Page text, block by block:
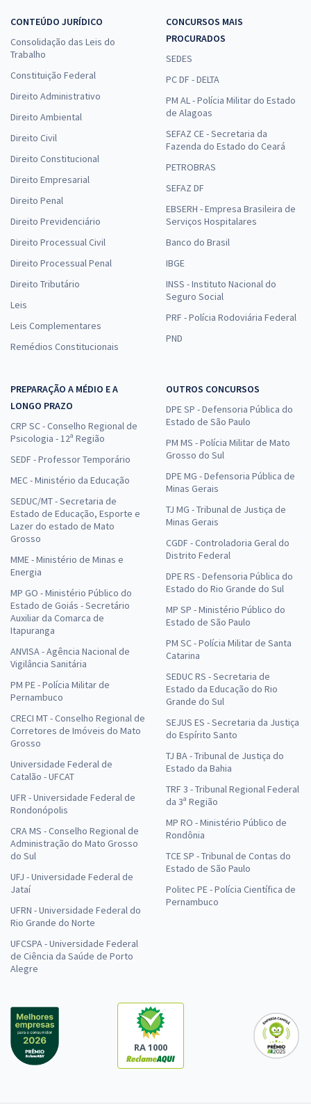
CONTEÚDO JURÍDICO
Consolidação das Leis do
Trabalho
Constituição Federal
Direito Administrativo
Direito Ambiental
Direito Civil
Direito Constitucional
Direito Empresarial
Direito Penal
Direito Previdenciário
Direito Processual Civil
Direito Processual Penal
Direito Tributário
Leis
Leis Complementares
Remédios Constitucionais
CONCURSOS MAIS
PROCURADOS
SEDES
PC DF - DELTA
PM AL - Polícia Militar do Estado
de Alagoas
SEFAZ CE - Secretaria da
Fazenda do Estado do Ceará
PETROBRAS
SEFAZ DF
EBSERH - Empresa Brasileira de
Serviços Hospitalares
Banco do Brasil
IBGE
INSS - Instituto Nacional do
Seguro Social
PRF - Polícia Rodoviária Federal
PND
PREPARAÇÃO A MÉDIO E A
LONGO PRAZO
CRP SC - Conselho Regional de
Psicologia - 12ª Região
SEDF - Professor Temporário
MEC - Ministério da Educação
SEDUC/MT - Secretaria de
Estado de Educação, Esporte e
Lazer do estado de Mato
Grosso
MME - Ministério de Minas e
Energia
MP GO - Ministério Público do
Estado de Goiás - Secretário
Auxiliar da Comarca de
Itapuranga
ANVISA - Agência Nacional de
Vigilância Sanitária
PM PE - Polícia Militar de
Pernambuco
CRECI MT - Conselho Regional de
Corretores de Imóveis do Mato
Grosso
Universidade Federal de
Catalão - UFCAT
UFR - Universidade Federal de
Rondonópolis
CRA MS - Conselho Regional de
Administração do Mato Grosso
do Sul
UFJ - Universidade Federal de
Jataí
UFRN - Universidade Federal do
Rio Grande do Norte
UFCSPA - Universidade Federal
de Ciência da Saúde de Porto
Alegre
OUTROS CONCURSOS
DPE SP - Defensoria Pública do
Estado de São Paulo
PM MS - Polícia Militar de Mato
Grosso do Sul
DPE MG - Defensoria Pública de
Minas Gerais
TJ MG - Tribunal de Justiça de
Minas Gerais
CGDF - Controladoria Geral do
Distrito Federal
DPE RS - Defensoria Pública do
Estado do Rio Grande do Sul
MP SP - Ministério Público do
Estado de São Paulo
PM SC - Polícia Militar de Santa
Catarina
SEDUC RS - Secretaria de
Estado da Educação do Rio
Grande do Sul
SEJUS ES - Secretaria da Justiça
do Espírito Santo
TJ BA - Tribunal de Justiça do
Estado da Bahia
TRF 3 - Tribunal Regional Federal
da 3ª Região
MP RO - Ministério Público de
Rondônia
TCE SP - Tribunal de Contas do
Estado de São Paulo
Politec PE - Polícia Científica de
Pernambuco
RA 1000